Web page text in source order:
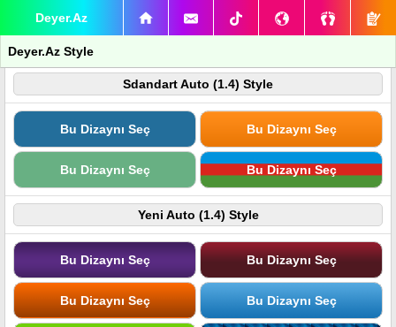
Deyer.Az
Deyer.Az Style
Sdandart Auto (1.4) Style
Bu Dizaynı Seç Bu Dizaynı Seç
Bu Dizaynı Seç Bu Dizaynı Seç
Yeni Auto (1.4) Style
Bu Dizaynı Seç Bu Dizaynı Seç
Bu Dizaynı Seç Bu Dizaynı Seç